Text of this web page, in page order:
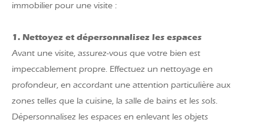
immobilier pour une visite :
1. Nettoyez et dépersonnalisez les espaces
Avant une visite, assurez-vous que votre bien est
impeccablement propre. Effectuez un nettoyage en
profondeur, en accordant une attention particulière aux
zones telles que la cuisine, la salle de bains et les sols.
Dépersonnalisez les espaces en enlevant les objets